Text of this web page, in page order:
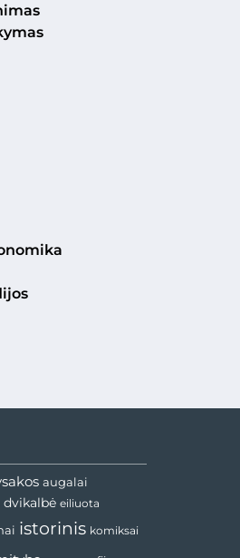
augalai
dvikalbė eiliuota
istorinis komiksai